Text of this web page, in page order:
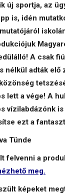
új sportja, az
is, idén
A csak
nélkül adták elő
lett a vége! A
vízilabdázónk
ezt a
Tünde
felvenni a
meg.
képeket